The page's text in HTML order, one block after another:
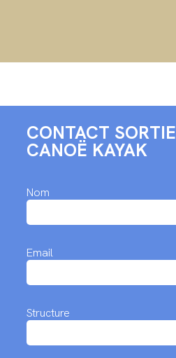
CONTACT SORTIE
CANOË KAYAK
Nom
Email
Structure